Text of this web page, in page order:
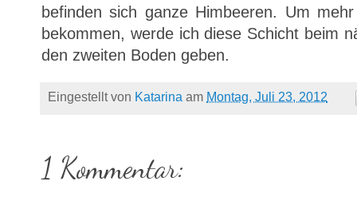
befinden sich ganze Himbeeren. Um
bekommen, werde ich diese Schicht beim
den zweiten Boden geben.
Eingestellt von Katarina am Montag, Juli 23, 2012
1 Kommentar: